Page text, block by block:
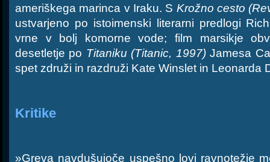
ameriškega marinca v Iraku. S Krožno cesto
ustvarjeno po istoimenski literarni predlogi
vrne v bolj komorne vode; film marsikje
desetletje po Titaniku (Titanic, 1997)Jamesa
spet združi in razdruži Kate Winslet in Leonarda
Kritike
»Greva navdušujoče uspešno lovi ravnotežje